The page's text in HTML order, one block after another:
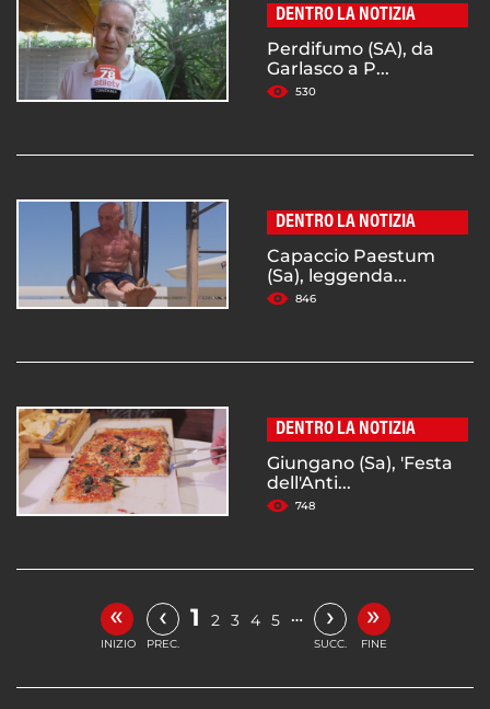
DENTRO LA NOTIZIA
Perdifumo (SA), da
Garlasco a P...
530
DENTRO LA NOTIZIA
Capaccio Paestum
(Sa), leggenda...
846
DENTRO LA NOTIZIA
Giungano (Sa), 'Festa
dell'Anti...
748
«
INIZIO
‹
PREC.
1 2 3 4 5 … ›
SUCC.
»
FINE